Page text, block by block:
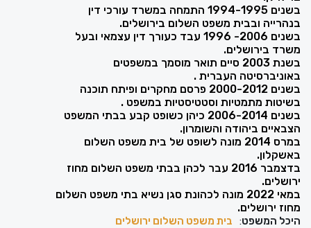
בשנים 1994-1995 התמחה במשרד עורכי דין
בנהרייה ובבית משפט השלום בירושלים.
בשנים 2006- 1996 עבד כעורך דין עצמאי ובעל
משרד בירושלים.
בשנת 2003 סיים תואר מוסמך במשפטים
באוניברסיטה העברית .
בשנים 2000-2012 פרסם מחקרים ופיתח תוכנה
בשיטות מתמטיות וסטטיסטיות במשפט .
בשנים 2006-2014 כיהן כשופט קבע בבתי המשפט
הצבאיים ביהודה והשומרון.
במרס 2014 מונה לשופט של בית משפט השלום
באשקלון.
בדצמבר 2016 עבר לכהן בבתי משפט השלום מחוז
ירושלים.
במאי 2022 מונה לכהונת סגן נשיא בתי משפט השלום
מחוז ירושלים.
היכל המשפט:
בית משפט השלום ירושלים